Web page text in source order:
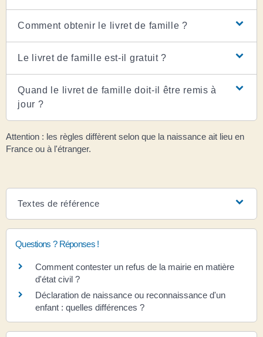
Comment obtenir le livret de famille ?
Le livret de famille est-il gratuit ?
Quand le livret de famille doit-il être remis à
jour ?
Attention : les règles diffèrent selon que la naissance ait lieu en
France ou à l'étranger.
Textes de référence
Questions ? Réponses !
Comment contester un refus de la mairie en matière
d'état civil ?
Déclaration de naissance ou reconnaissance d'un
enfant : quelles différences ?